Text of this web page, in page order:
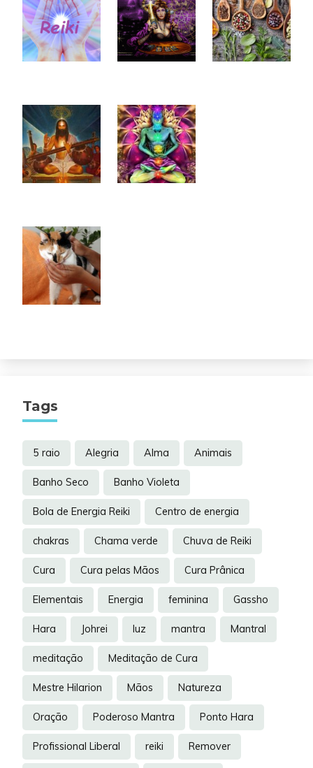
Tags
5 raio Alegria Alma Animais
Banho Seco Banho Violeta
Bola de Energia Reiki Centro de energia
chakras Chama verde Chuva de Reiki
Cura Cura pelas Mãos Cura Prânica
Elementais Energia feminina Gassho
Hara Johrei luz mantra Mantral
meditação Meditação de Cura
Mestre Hilarion Mãos Natureza
Oração Poderoso Mantra Ponto Hara
Profissional Liberal reiki Remover